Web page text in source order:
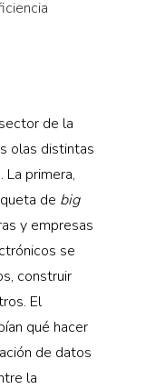
de la
olas distintas
La primera,
de big
y empresas
se
construir
El
qué hacer
de datos
la